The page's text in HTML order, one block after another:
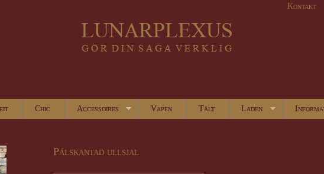
Kontakt
Chic Accessoires Vapen Tält Laden
Pälskantad ullsjal